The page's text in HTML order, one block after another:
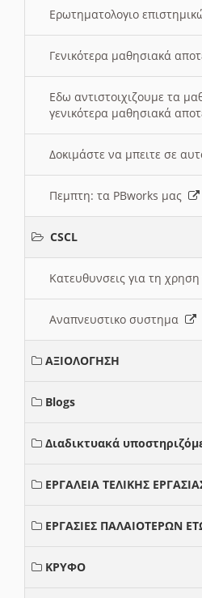
Ερωτηματολογιο
Γενικότερα μαθησιακά
Εδω αντιστοιχιζουμε τα
γενικότερα μαθησιακά
Δοκιμάστε να μπειτε σε
Πεμπτη: τα PBworks μας
CSCL
Κατευθυνσεις για τη
Αναπνευστικο συστημα
ΑΞΙΟΛΟΓΗΣΗ
Blogs
Διαδικτυακά
ΕΡΓΑΛΕΙΑ ΤΕΛΙΚΗΣ
ΕΡΓΑΣΙΕΣ ΠΑΛΑΙΟΤΕΡΩΝ
ΚΡΥΦΟ